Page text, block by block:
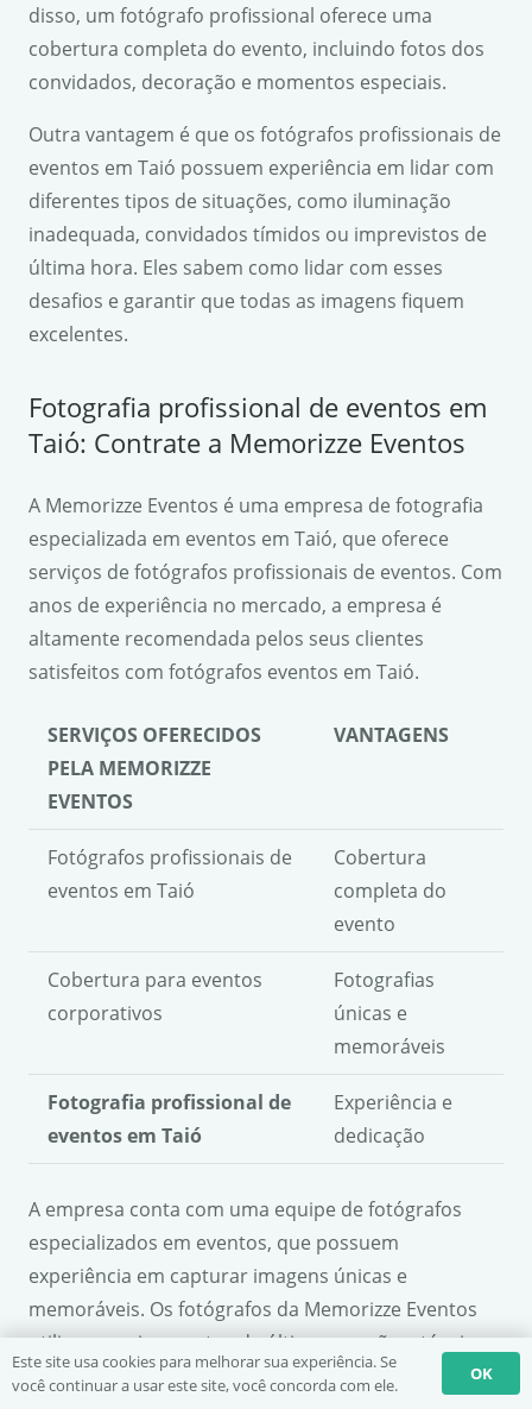
disso, um fotógrafo profissional oferece uma
cobertura completa do evento, incluindo fotos dos
convidados, decoração e momentos especiais.
Outra vantagem é que os fotógrafos profissionais de
eventos em Taió possuem experiência em lidar com
diferentes tipos de situações, como iluminação
inadequada, convidados tímidos ou imprevistos de
última hora. Eles sabem como lidar com esses
desafios e garantir que todas as imagens fiquem
excelentes.
Fotografia profissional de eventos em
Taió: Contrate a Memorizze Eventos
A Memorizze Eventos é uma empresa de fotografia
especializada em eventos em Taió, que oferece
serviços de fotógrafos profissionais de eventos. Com
anos de experiência no mercado, a empresa é
altamente recomendada pelos seus clientes
satisfeitos com fotógrafos eventos em Taió.
SERVIÇOS OFERECIDOS
PELA MEMORIZZE
EVENTOS
VANTAGENS
Fotógrafos profissionais de
eventos em Taió
Cobertura
completa do
evento
Cobertura para eventos
corporativos
Fotografias
únicas e
memoráveis
Fotografia profissional de
eventos em Taió
Experiência e
dedicação
A empresa conta com uma equipe de fotógrafos
especializados em eventos, que possuem
experiência em capturar imagens únicas e
memoráveis. Os fotógrafos da Memorizze Eventos
utilizam equipamentos de última geração e técnicas
de fotografia avançadas, para garantir que cada
Este site usa cookies para melhorar sua experiência. Se
você continuar a usar este site, você concorda com ele.
OK